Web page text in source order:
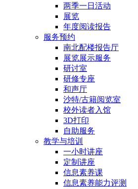
两季一日活动
展览
年度阅读报告
服务预约
南北配楼报告厅
展览展示服务
研讨室
研修专座
和声厅
沙特/古籍阅览室
校外读者入馆
3D打印
自助服务
教学与培训
一小时讲座
定制讲座
信息素养课
信息素养能力评测